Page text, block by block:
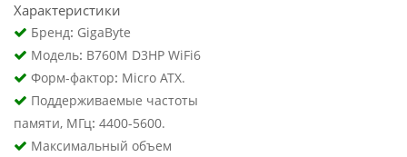
Характеристики
Бренд: GigaByte
Модель: B760M D3HP WiFi6
Форм-фактор: Micro ATX.
Поддерживаемые частоты
памяти, МГц: 4400-5600.
Maксимальный объем